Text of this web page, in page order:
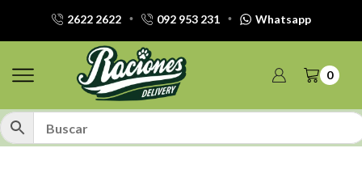
2622 2622 092 953 231 Whatsapp
0